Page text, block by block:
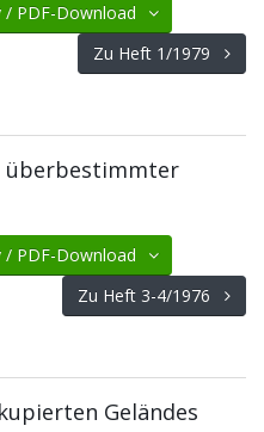
/ PDF-Download
Zu Heft 1/1979
überbestimmter
/ PDF-Download
Zu Heft 3-4/1976
Geländes